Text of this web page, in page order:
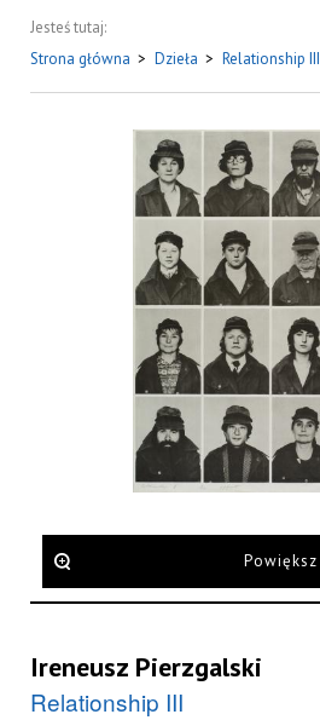
Jesteś tutaj:
Strona główna > Dzieła > Relationship III
Powiększ
Ireneusz Pierzgalski
Relationship III